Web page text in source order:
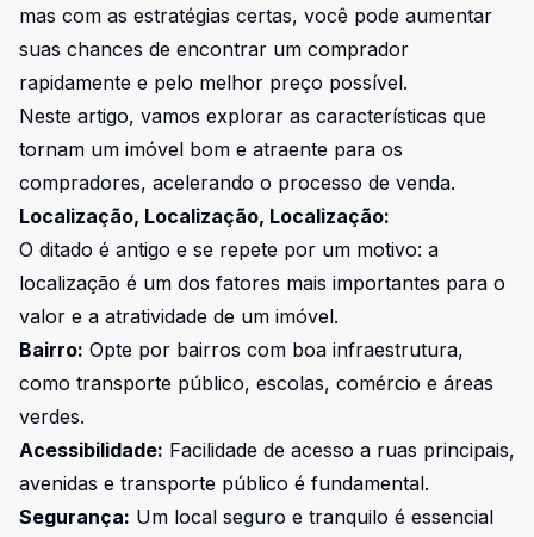
mas com as estratégias certas, você pode aumentar
suas chances de encontrar um comprador
rapidamente e pelo melhor preço possível.
Neste artigo, vamos explorar as características que
tornam um imóvel bom e atraente para os
compradores, acelerando o processo de venda.
Localização, Localização, Localização:
O ditado é antigo e se repete por um motivo: a
localização é um dos fatores mais importantes para o
valor e a atratividade de um imóvel.
Bairro: Opte por bairros com boa infraestrutura,
como transporte público, escolas, comércio e áreas
verdes.
Acessibilidade: Facilidade de acesso a ruas principais,
avenidas e transporte público é fundamental.
Segurança: Um local seguro e tranquilo é essencial